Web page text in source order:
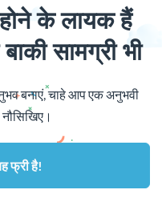
के लायक हैं
सामग्री भी
बनाएं, चाहे आप एक अनुभवी
फ्री है!